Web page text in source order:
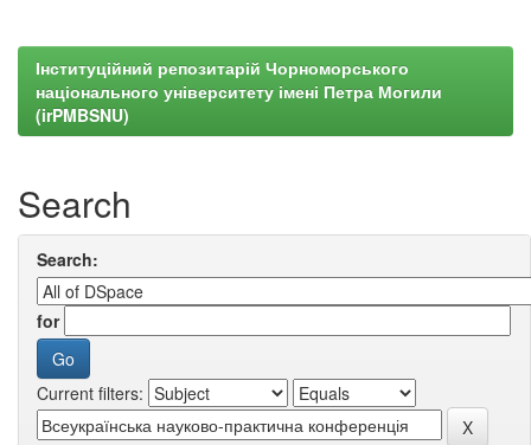
Інституційний репозитарій Чорноморського
національного університету імені Петра Могили
(irPMBSNU)
Search
Search:
for
Current filters: